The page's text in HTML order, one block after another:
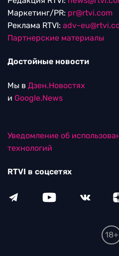
Маркетинг/PR: pr@rtvi.com
Реклама RTVI: adv-
Партнерские материалы
Достойные новости
Мы в Дзен.Новостях
и Google.News
Уведомление об
технологий
RTVI в соцсетях
18+